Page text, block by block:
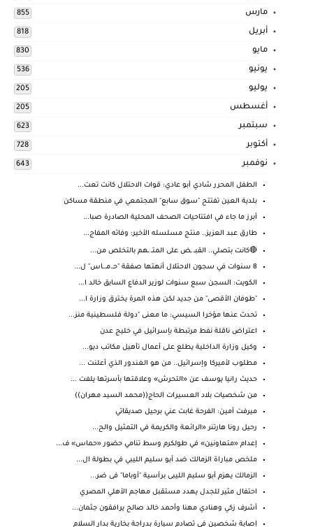
مارس 855
أبريل 818
مايو 830
يونيو 536
يوليو 205
أغسطس 205
سبتمبر 623
أكتوبر 728
نوفمبر 643
الطفل المحرر شادي أبو عادي: قوات الاحتلال كانت تعت...
بلدية العين تفتتح "سوق سابع" المجتمعي في منطقة مساكن
أبرز ما جاء في افتتاحيات الصحف المحلية الصادرة صبا...
طارق عبد العزيز.. منتج مسلسله الأخير: وفاته المفاج...
🔴كانت بتصلي.. القبــ ـض على المتــ ـهم بالتخلص من...
8 سنوات في سجون الاحتلال أنهتها صفقة "حـ.مـ.ـاس" ل...
الكويت: السجن سبع سنوات لوزير الدفاع السابق خالد ا...
"طوفان الأقصى" من جديد لكن هذه المرة يخترق وزارة ا...
تحدث عنها مؤخرا السيسي: ما معنى "دولة فلسطينية منز...
اعتراض ناقلة نفط مرتبطة بإسرائيل في خليج عدن
وكيل وزارة الداخلية يطلع على أعمال تأهيل مكاتب ديو...
مطلوب لأميركا وإسرائيل.. من هو الغندور الذي أعلنت ...
حديث رانيا يوسف عن «التحرش» وعلاقتها بأسرتها يلفت ...
من شخصيات بلاد العسيرات الحاج((محمد السيد مهران))
ميرفت أمين: الفرحة غابت عني برحيل صديقاتي
رحيل رونا هارتنر «الرائعة والكريمة في التمثيل والح...
إعدام «متعاونين» في طولكرم وسط تنامي حضور «حماس» ف...
ملخص مباراة الزمالك ضد أبو سليم الليبي في بطولة ال...
الزمالك يهزم أبو سليم الليبى برأسية "أوباما" فى ضر...
احتفال مثير للجدل يهدد مستقبل مهاجم الأهلي المصري
أشرف زكي وهنادي مهنا وأحمد خالد صالح يرافقون جثمان...
إصابة شخصين في تصادم سيارة بدراجة بخارية بدار السلام